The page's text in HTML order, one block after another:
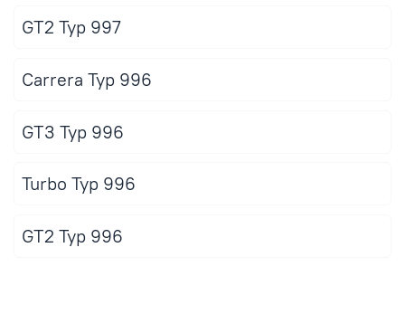
GT2 Typ 997
Carrera Typ 996
GT3 Typ 996
Turbo Typ 996
GT2 Typ 996